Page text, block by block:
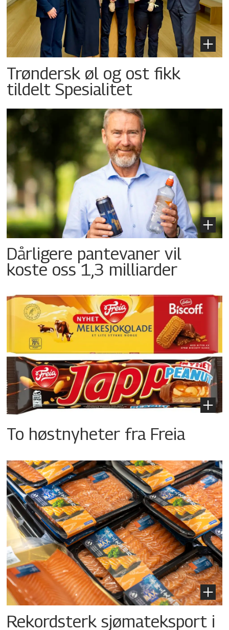
Trøndersk øl og ost fikk
tildelt Spesialitet
Dårligere pantevaner vil
koste oss 1,3 milliarder
To høstnyheter fra Freia
Rekordsterk sjømateksport i